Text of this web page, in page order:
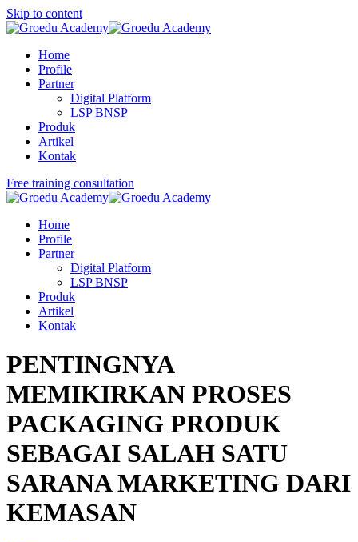
Skip to content
Home
Profile
Partner
Digital Platform
LSP BNSP
Produk
Artikel
Kontak
Free training consultation
Home
Profile
Partner
Digital Platform
LSP BNSP
Produk
Artikel
Kontak
PENTINGNYA
MEMIKIRKAN PROSES
PACKAGING PRODUK
SEBAGAI SALAH SATU
SARANA MARKETING DARI
KEMASAN